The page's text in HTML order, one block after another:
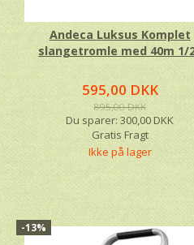
Andeca Luksus Komplet
slangetromle med 40m 1/
595,00 DKK
895,00 DKK
Du sparer:300,00 DKK
Gratis Fragt
Ikke på lager
-13%